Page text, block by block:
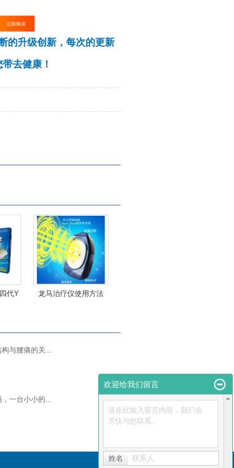
的升级创新，每次的更新
去健康！
代Y 龙马治疗仪使用方法
与腰痛的关...
一台小小的...
欢迎给我们留言
请在此输入留言内容，我们会
尽快与您联系。
姓名 联系人